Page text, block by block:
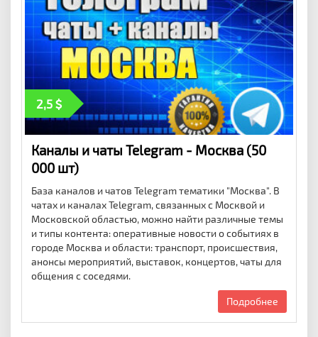
2,5
Каналы и чаты Telegram - Москва (50
000 шт)
База каналов и чатов Telegram тематики "Москва". В
чатах и каналах Telegram, связанных с Москвой и
Московской областью, можно найти различные темы
и типы контента: оперативные новости о событиях в
городе Москва и области: транспорт, происшествия,
анонсы мероприятий, выставок, концертов, чаты для
общения с соседями.
Подробнее